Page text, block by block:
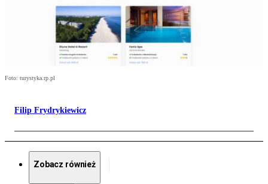
Foto: turystyka.rp.pl
Filip Frydrykiewicz
Zobacz również